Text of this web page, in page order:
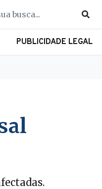
PUBLICIDADE LEGAL